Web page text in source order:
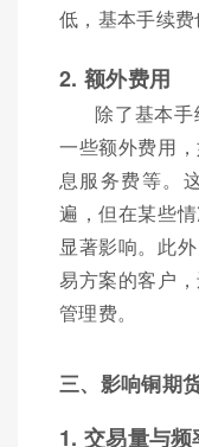
低，基本手续费
2. 额外费用
除了基本
一些额外费用
息服务费等。
遍，但在某些
显著影响。此
易方案的客户
管理费。
三、影响铜期
1. 交易量与频